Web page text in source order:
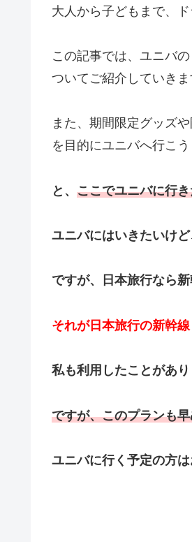
大人から子どもまで、
この記事では、ユニバ
ついてご紹介していきま
また、期間限定グッズ
を目的にユニバへ行こ
と、 ここでユニバに行
ユニバにはいきたいけ
ですが、日本旅行なら
それが日本旅行の新幹
私も利用したことがあ
ですが、このプランも
ユニバに行く予定の方